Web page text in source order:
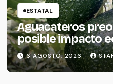
ESTATAL
Aguacateros
posible impacto
alerta de Estados
6 AGOSTO, 2026